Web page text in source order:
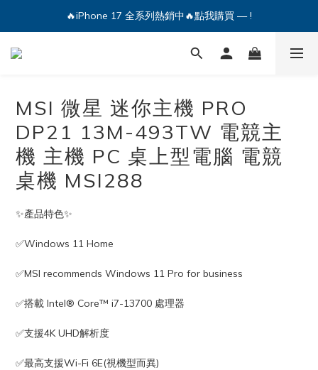
🔥iPhone 17 全系列熱銷中🔥點我購買 — !
💕加入Q哥 Line 新好友領優惠券！🎫
🔥iPhone 17 全系列熱銷中🔥點我購買 — !
MSI 微星 迷你主機 PRO
DP21 13M-493TW 電競主
機 主機 PC 桌上型電腦 電競
桌機 MSI288
✨產品特色✨
✅Windows 11 Home
✅MSI recommends Windows 11 Pro for business
✅搭載 Intel® Core™ i7-13700 處理器
✅支援4K UHD解析度
✅最高支援Wi-Fi 6E(視機型而異)